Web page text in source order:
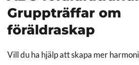
Gruppträffar om
föräldraskap
Vill du ha hjälp att skapa mer